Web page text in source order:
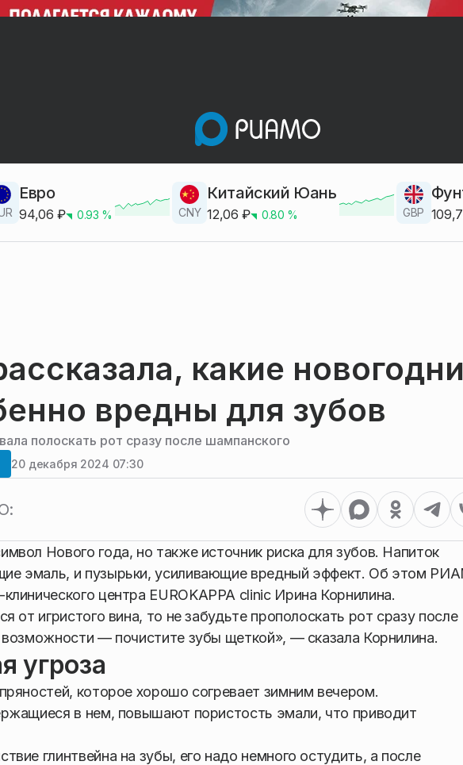
Евро
94,06 ₽ 0.93 % CNY
Китайский Юань
12,06 ₽ 0.80 % GBP
какие
вредны для зубов
полоскать рот сразу после шампанского
20 декабря 2024 07:30
Нового года, но также источник риска для зубов. Напиток
эмаль, и пузырьки, усиливающие вредный эффект. Об этом
центра EUROKAPPA clinic Ирина Корнилина.
от игристого вина, то не забудьте прополоскать рот сразу после
— почистите зубы щеткой», — сказала Корнилина.
угроза
которое хорошо согревает зимним вечером.
в нем, повышают пористость эмали, что приводит
глинтвейна на зубы, его надо немного остудить, а после